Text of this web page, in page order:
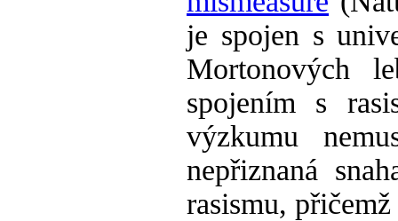
je spojen s
Mortonových
spojením s
výzkumu
nepřiznaná
rasismu,